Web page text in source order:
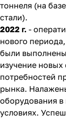
тоннеля (на
стали).
2022 г. -
нового
были
изучение
потребностей
рынка.
оборудования
условиях.